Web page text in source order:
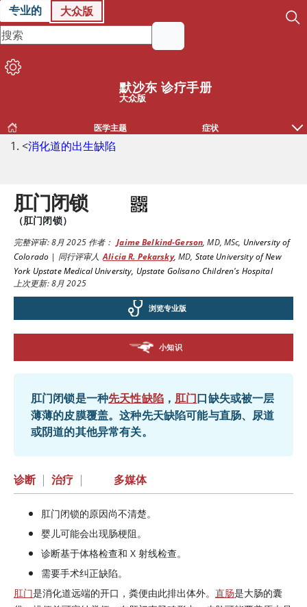
专业的 大众版
默沙东 诊疗手册
大众版
医学主题 症状
<消化道的出生缺陷
肛门闭锁
（肛门闭锁）
完整评审:8月 2025作者： Jaime Belkind-Gerson,MD, MSc, University of
Colorado | 同行评审人 Alicia R. Pekarsky, MD, State University of New
York Upstate Medical University, Upstate Golisano Children's Hospital
上次更新: 8月 2025
浏览专业版
小知识
肛门闭锁是一种先天性缺陷， 肛门口缺失或被一层
薄薄的皮膜覆盖。这种先天缺陷可能与直肠、尿道
或阴道的其他异常有关。
诊断 | 治疗 | 多媒体
肛门闭锁的原因尚不清楚。
婴儿可能会出现肠梗阻。
诊断基于体格检查和 X 射线检查。
需要手术纠正缺陷。
肛门是消化道远端的开口，粪便由此排出体外。 直肠是大肠的囊